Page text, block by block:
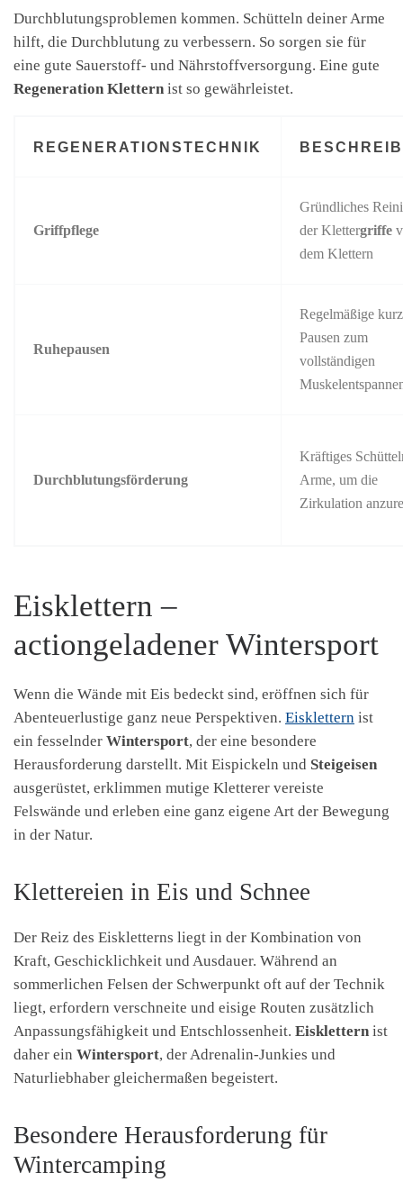
Durchblutungsproblemen kommen. Schütteln deiner Arme
hilft, die Durchblutung zu verbessern. So sorgen sie für
eine gute Sauerstoff- und Nährstoffversorgung. Eine gute
Regeneration Klettern ist so gewährleistet.
REGENERATIONSTECHNIK
Griffpflege
Gründliches
der Klettergriffe
dem Klettern
Ruhepausen
Regelmäßige
Pausen zum
vollständigen
Durchblutungsförderung
Kräftiges
Arme, um die
Zirkulation
Eisklettern –
actiongeladener Wintersport
Wenn die Wände mit Eis bedeckt sind, eröffnen sich für
Abenteuerlustige ganz neue Perspektiven. Eisklettern ist
ein fesselnder Wintersport, der eine besondere
Herausforderung darstellt. Mit Eispickeln und Steigeisen
ausgerüstet, erklimmen mutige Kletterer vereiste
Felswände und erleben eine ganz eigene Art der Bewegung
in der Natur.
Klettereien in Eis und Schnee
Der Reiz des Eiskletterns liegt in der Kombination von
Kraft, Geschicklichkeit und Ausdauer. Während an
sommerlichen Felsen der Schwerpunkt oft auf der Technik
liegt, erfordern verschneite und eisige Routen zusätzlich
Anpassungsfähigkeit und Entschlossenheit. Eisklettern ist
daher ein Wintersport, der Adrenalin-Junkies und
Naturliebhaber gleichermaßen begeistert.
Besondere Herausforderung für
Wintercamping